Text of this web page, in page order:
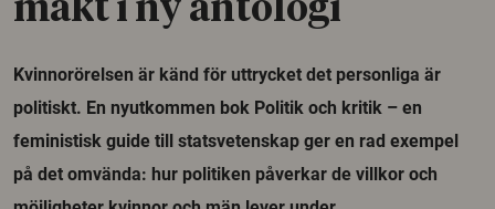
makt i ny antologi
Kvinnorörelsen är känd för uttrycket det personliga är
politiskt. En nyutkommen bok Politik och kritik – en
feministisk guide till statsvetenskap ger en rad exempel
på det omvända: hur politiken påverkar de villkor och